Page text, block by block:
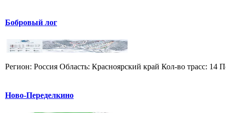
Бобровый лог
Регион: Россия Область: Красноярский край Кол-во трасс:
Ново-Переделкино